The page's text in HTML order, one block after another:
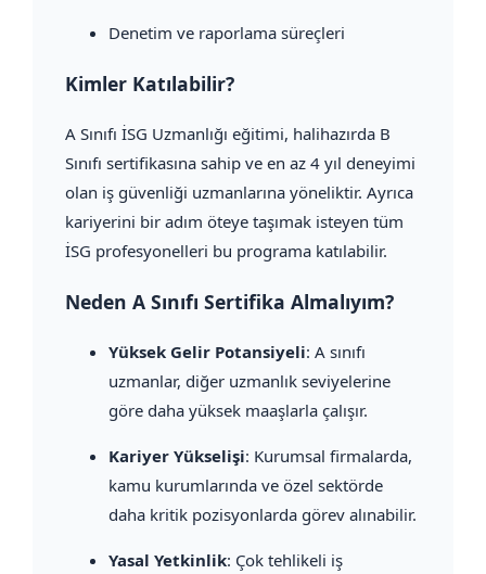
Denetim ve raporlama süreçleri
Kimler Katılabilir?
A Sınıfı İSG Uzmanlığı eğitimi, halihazırda B
Sınıfı sertifikasına sahip ve en az 4 yıl deneyimi
olan iş güvenliği uzmanlarına yöneliktir. Ayrıca
kariyerini bir adım öteye taşımak isteyen tüm
İSG profesyonelleri bu programa katılabilir.
Neden A Sınıfı Sertifika Almalıyım?
Yüksek Gelir Potansiyeli: A sınıfı
uzmanlar, diğer uzmanlık seviyelerine
göre daha yüksek maaşlarla çalışır.
Kariyer Yükselişi: Kurumsal firmalarda,
kamu kurumlarında ve özel sektörde
daha kritik pozisyonlarda görev alınabilir.
Yasal Yetkinlik: Çok tehlikeli iş